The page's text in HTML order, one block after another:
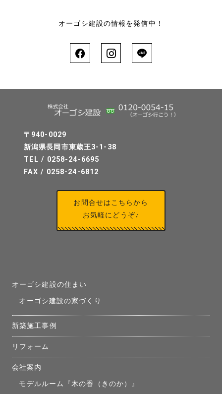
オーゴシ建設の情報を発信中！
〒940-0029
新潟県長岡市東蔵王3-1-38
TEL / 0258-24-6695
FAX / 0258-24-6812
お問合せはこちらから
お気軽にどうぞ♪
オーゴシ建設の住まい
オーゴシ建設の家づくり
新築施工事例
リフォーム
会社案内
モデルルーム『木の香（きのか）』